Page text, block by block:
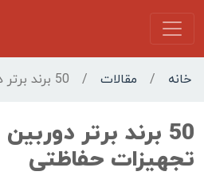
خانه / مقالات /
50 برند برتر
تجهیزات حفاظتی